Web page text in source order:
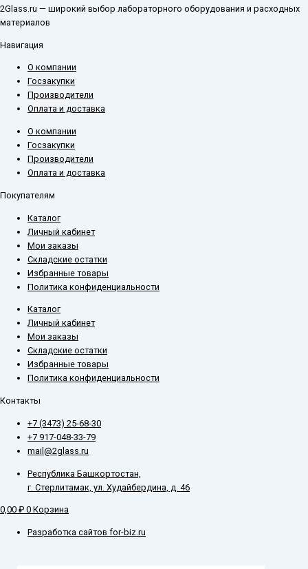
2Glass.ru — широкий выбор лабораторного оборудования и расходных
материалов
Навигация
О компании
Госзакупки
Производители
Оплата и доставка
О компании
Госзакупки
Производители
Оплата и доставка
Покупателям
Каталог
Личный кабинет
Мои заказы
Складские остатки
Избранные товары
Политика конфиденциальности
Каталог
Личный кабинет
Мои заказы
Складские остатки
Избранные товары
Политика конфиденциальности
Контакты
+7 (3473) 25-68-30
+7 917-048-33-79
mail@2glass.ru
Республика Башкортостан,
г. Стерлитамак, ул. Худайбердина, д. 46
0,00 ₽ 0 Корзина
Разработка сайтов for-biz.ru